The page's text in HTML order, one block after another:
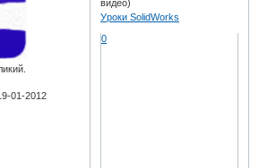
01-2012
видео)
Уроки SolidWorks
0